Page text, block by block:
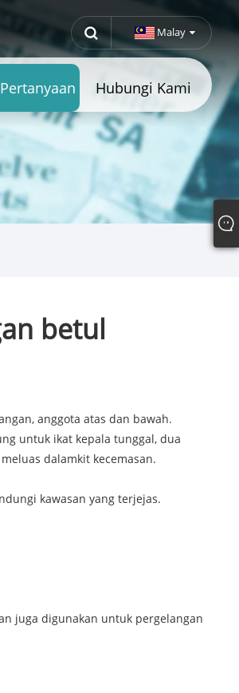
Malay
Hubungi Kami
betul
anggota atas dan bawah.
untuk ikat kepala tunggal, dua
dalamkit kecemasan.
kawasan yang terjejas.
juga digunakan untuk pergelangan